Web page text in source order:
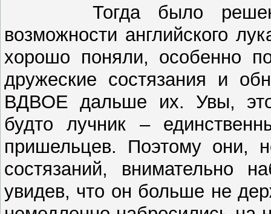
Тогда было решено
возможности английского
хорошо поняли, особенно
дружеские состязания и
ВДВОЕ дальше их. Увы, это
будто лучник –
пришельцев. Поэтому они,
состязаний,
увидев, что он больше не